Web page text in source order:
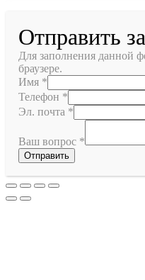
Отправить
Для заполнения данной
браузере.
Имя *
Телефон *
Эл. почта *
Ваш вопрос *
Отправить